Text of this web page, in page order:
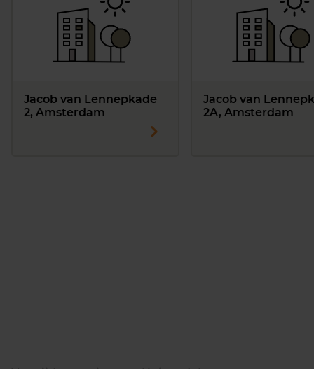
Jacob van Lennepkade
2, Amsterdam
Jacob van
2A, Amsterdam